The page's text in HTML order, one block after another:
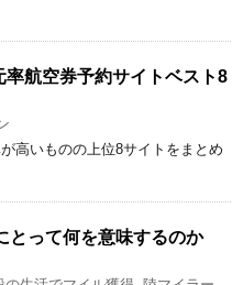
率航空券予約サイトベスト8
高いものの上位8サイトをまとめ
とって何を意味するのか